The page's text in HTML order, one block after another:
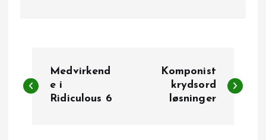
n
Medvirkend
e i
Ridiculous 6
Komponist
krydsord
løsninger